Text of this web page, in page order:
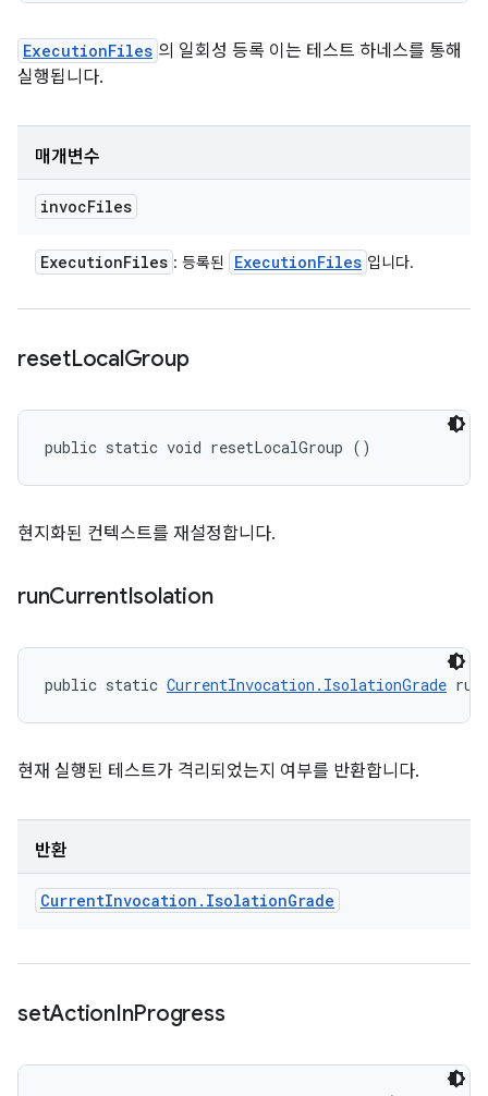
ExecutionFiles 의 일회성 등록 이는 테스트 하네스를 통해
실행됩니다.
매개변수
invocFiles
ExecutionFiles : 등록된 ExecutionFiles 입니다.
resetLocalGroup
public static void resetLocalGroup ()
현지화된 컨텍스트를 재설정합니다.
runCurrentIsolation
public static CurrentInvocation.IsolationGrade
현재 실행된 테스트가 격리되었는지 여부를 반환합니다.
반환
CurrentInvocation . IsolationGrade
setActionInProgress